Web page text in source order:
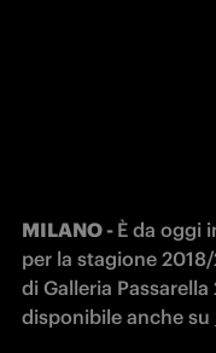
MILANO - È da oggi
per la stagione
di Galleria
disponibile anche su